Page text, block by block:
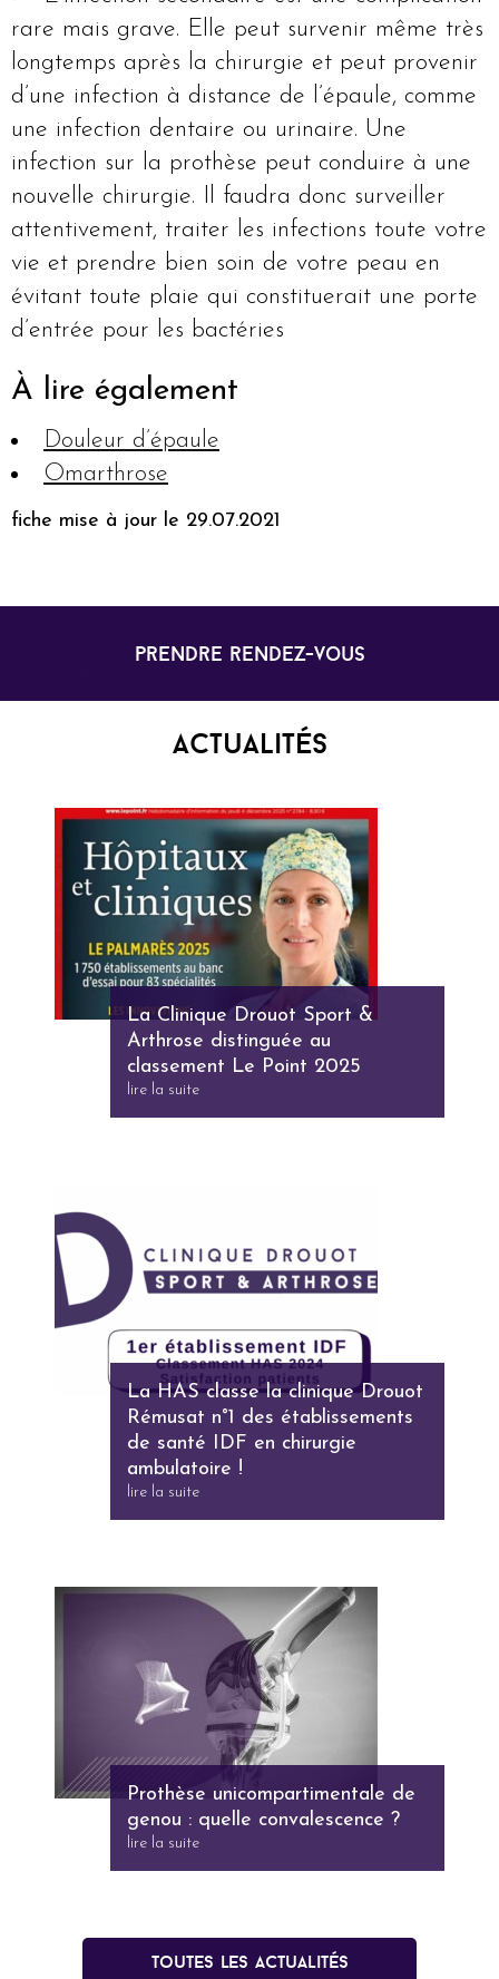
rare mais grave. Elle peut survenir même très
longtemps après la chirurgie et peut provenir
d’une infection à distance de l’épaule, comme
une infection dentaire ou urinaire. Une
infection sur la prothèse peut conduire à une
nouvelle chirurgie. Il faudra donc surveiller
attentivement, traiter les infections toute votre
vie et prendre bien soin de votre peau en
évitant toute plaie qui constituerait une porte
d’entrée pour les bactéries
À lire également
Douleur d’épaule
Omarthrose
fiche mise à jour le 29.07.2021
prendre rendez-vous
Actualités
La Clinique Drouot Sport &
Arthrose distinguée au
classement Le Point 2025
lire la suite
La HAS classe la clinique Drouot
Rémusat n°1 des établissements
de santé IDF en chirurgie
ambulatoire !
lire la suite
Prothèse unicompartimentale de
genou : quelle convalescence ?
lire la suite
Toutes les actualités